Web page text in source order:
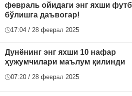
февраль ойидаги энг яхши
бўлишга даъвогар!
17:04 / 28 феврал 2025
Дунёнинг энг яхши 10 нафар
ҳужумчилари маълум қилинди
07:20 / 28 феврал 2025